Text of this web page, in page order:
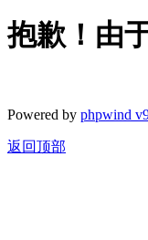
抱歉！由
Powered by phpwind
返回顶部